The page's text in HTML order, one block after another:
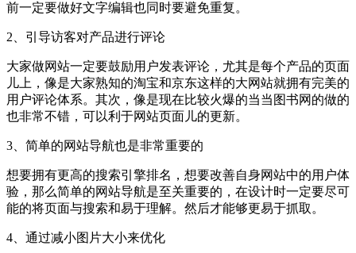
前一定要做好文字编辑也同时要避免重复。
2、引导访客对产品进行评论
大家做网站一定要鼓励用户发表评论，尤其是每个产品的页面
儿上，像是大家熟知的淘宝和京东这样的大网站就拥有完美的
用户评论体系。其次，像是现在比较火爆的当当图书网的做的
也非常不错，可以利于网站页面儿的更新。
3、简单的网站导航也是非常重要的
想要拥有更高的搜索引擎排名，想要改善自身网站中的用户体
验，那么简单的网站导航是至关重要的，在设计时一定要尽可
能的将页面与搜索和易于理解。然后才能够更易于抓取。
4、通过减小图片大小来优化